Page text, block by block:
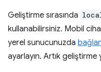
Geliştirme sırasında
kullanabilirsiniz. Mobil
yerel sunucunuzda
ayarlayın. Artık geliştirme